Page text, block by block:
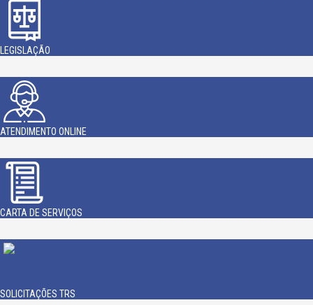
LEGISLAÇÃO
ATENDIMENTO ONLINE
CARTA DE SERVIÇOS
SOLICITAÇÕES TRS